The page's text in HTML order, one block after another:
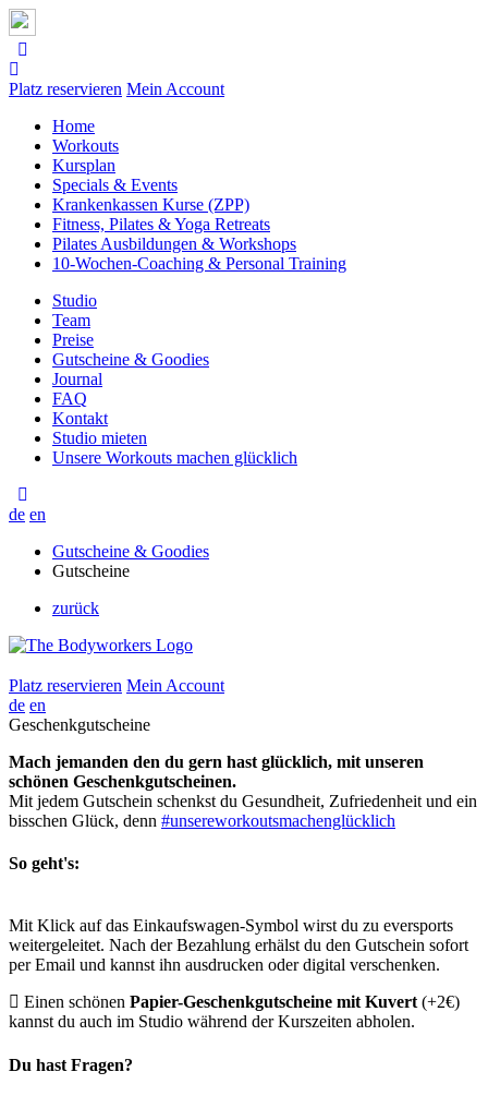
Platz reservieren Mein Account
Home
Workouts
Kursplan
Specials & Events
Krankenkassen Kurse (ZPP)
Fitness, Pilates & Yoga Retreats
Pilates Ausbildungen & Workshops
10-Wochen-Coaching & Personal Training
Studio
Team
Preise
Gutscheine & Goodies
Journal
FAQ
Kontakt
Studio mieten
Unsere Workouts machen glücklich
de en
Gutscheine & Goodies
Gutscheine
zurück
Platz reservieren Mein Account
de en
Geschenkgutscheine
Mach jemanden den du gern hast glücklich, mit unseren
schönen Geschenkgutscheinen.
Mit jedem Gutschein schenkst du Gesundheit, Zufriedenheit und ein
bisschen Glück, denn #unsereworkoutsmachenglücklich
So geht's:
Mit Klick auf das Einkaufswagen-Symbol wirst du zu eversports
weitergeleitet. Nach der Bezahlung erhälst du den Gutschein sofort
per Email und kannst ihn ausdrucken oder digital verschenken.
Einen schönen Papier-Geschenkgutscheine mit Kuvert (+2€)
kannst du auch im Studio während der Kurszeiten abholen.
Du hast Fragen?